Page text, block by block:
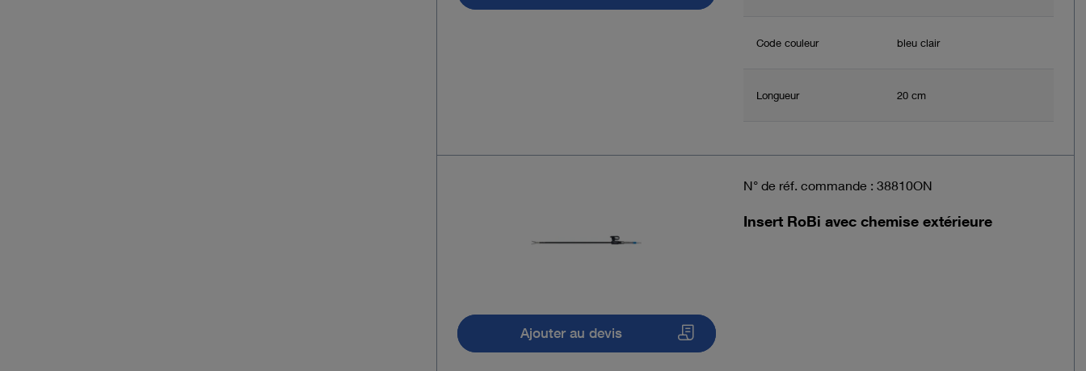
Code couleur bleu clair
Longueur 20 cm
N° de réf. commande : 38810ON
Insert RoBi avec chemise extérieure
Ajouter au devis